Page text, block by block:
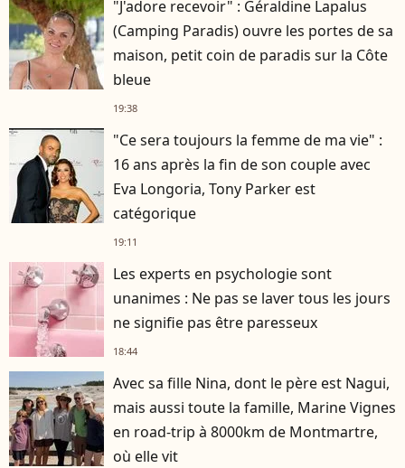
"J'adore recevoir" : Géraldine Lapalus
(Camping Paradis) ouvre les portes de sa
maison, petit coin de paradis sur la Côte
bleue
19:38
"Ce sera toujours la femme de ma vie" :
16 ans après la fin de son couple avec
Eva Longoria, Tony Parker est
catégorique
19:11
Les experts en psychologie sont
unanimes : Ne pas se laver tous les jours
ne signifie pas être paresseux
18:44
Avec sa fille Nina, dont le père est Nagui,
mais aussi toute la famille, Marine Vignes
en road-trip à 8000km de Montmartre,
où elle vit